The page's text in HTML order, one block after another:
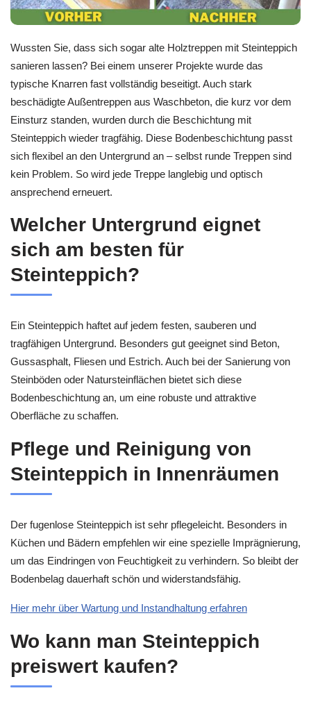
Wussten Sie, dass sich sogar alte Holztreppen mit Steinteppich
sanieren lassen? Bei einem unserer Projekte wurde das
typische Knarren fast vollständig beseitigt. Auch stark
beschädigte Außentreppen aus Waschbeton, die kurz vor dem
Einsturz standen, wurden durch die Beschichtung mit
Steinteppich wieder tragfähig. Diese Bodenbeschichtung passt
sich flexibel an den Untergrund an – selbst runde Treppen sind
kein Problem. So wird jede Treppe langlebig und optisch
ansprechend erneuert.
Welcher Untergrund eignet
sich am besten für
Steinteppich?
Ein Steinteppich haftet auf jedem festen, sauberen und
tragfähigen Untergrund. Besonders gut geeignet sind Beton,
Gussasphalt, Fliesen und Estrich. Auch bei der Sanierung von
Steinböden oder Natursteinflächen bietet sich diese
Bodenbeschichtung an, um eine robuste und attraktive
Oberfläche zu schaffen.
Pflege und Reinigung von
Steinteppich in Innenräumen
Der fugenlose Steinteppich ist sehr pflegeleicht. Besonders in
Küchen und Bädern empfehlen wir eine spezielle Imprägnierung,
um das Eindringen von Feuchtigkeit zu verhindern. So bleibt der
Bodenbelag dauerhaft schön und widerstandsfähig.
Hier mehr über Wartung und Instandhaltung erfahren
Wo kann man Steinteppich
preiswert kaufen?